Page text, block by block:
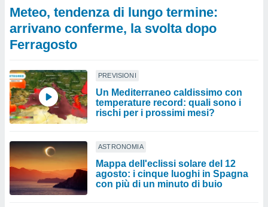
Meteo, tendenza di lungo termine:
arrivano conferme, la svolta dopo
Ferragosto
PREVISIONI
Un Mediterraneo caldissimo con
temperature record: quali sono i
rischi per i prossimi mesi?
ASTRONOMIA
Mappa dell'eclissi solare del 12
agosto: i cinque luoghi in Spagna
con più di un minuto di buio